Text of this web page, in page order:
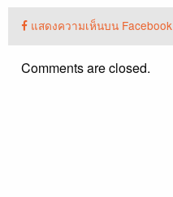
แสดงความเห็นบน Facebook
Comments are closed.